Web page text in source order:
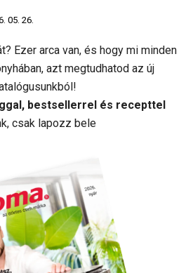
05. 26.
Ezer arca van, és hogy mi minden
azt megtudhatod az új
bestsellerrel és recepttel
csak lapozz bele